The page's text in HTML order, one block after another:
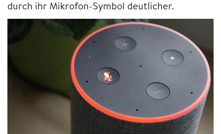
durch ihr Mikrofon-Symbol deutlicher.